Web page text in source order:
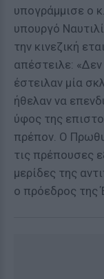
υπογράμμισε ο
υπουργό
την κινεζική
απέστειλε:
έστειλαν μία
ήθελαν να
ύφος της
πρέπον. Ο
τις πρέπουσες
μερίδες της
ο πρόεδρος